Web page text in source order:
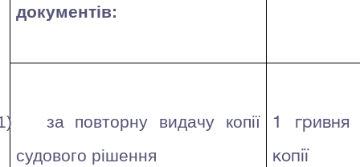
документів:
за повторну видачу копії
судового рішення
1
копії